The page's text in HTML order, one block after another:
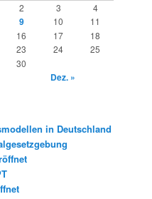
2 3
4
9 10
11
16 17 18
23 24
25
30
Dez. »
in Deutschland